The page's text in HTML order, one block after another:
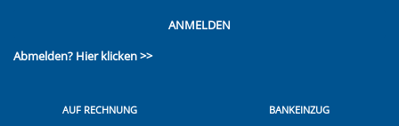
ANMELDEN
Abmelden? Hier klicken >>
AUF RECHNUNG BANKEINZUG